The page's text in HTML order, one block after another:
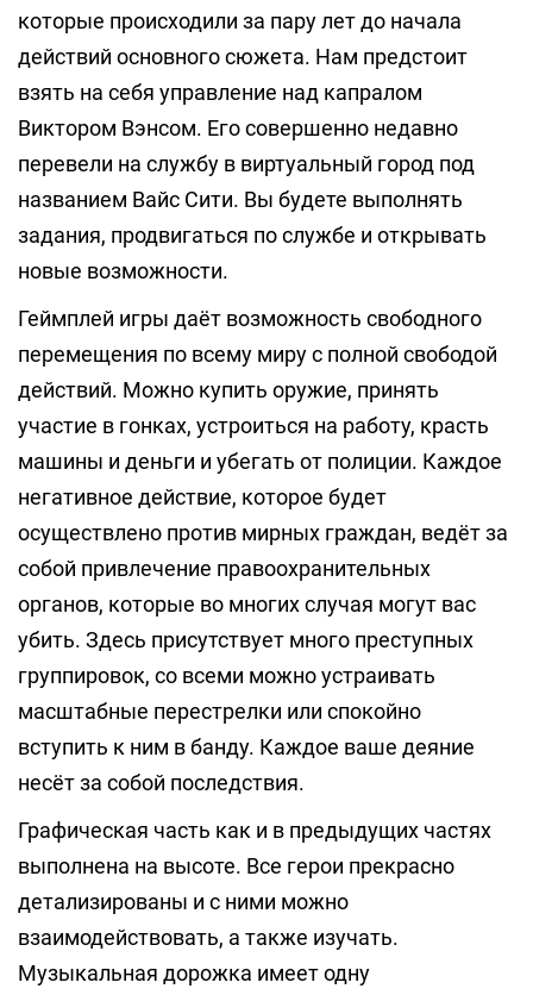
которые происходили за пару лет до начала
действий основного сюжета. Нам предстоит
взять на себя управление над капралом
Виктором Вэнсом. Его совершенно недавно
перевели на службу в виртуальный город под
названием Вайс Сити. Вы будете выполнять
задания, продвигаться по службе и открывать
новые возможности.
Геймплей игры даёт возможность свободного
перемещения по всему миру с полной свободой
действий. Можно купить оружие, принять
участие в гонках, устроиться на работу, красть
машины и деньги и убегать от полиции. Каждое
негативное действие, которое будет
осуществлено против мирных граждан, ведёт за
собой привлечение правоохранительных
органов, которые во многих случая могут вас
убить. Здесь присутствует много преступных
группировок, со всеми можно устраивать
масштабные перестрелки или спокойно
вступить к ним в банду. Каждое ваше деяние
несёт за собой последствия.
Графическая часть как и в предыдущих частях
выполнена на высоте. Все герои прекрасно
детализированы и с ними можно
взаимодействовать, а также изучать.
Музыкальная дорожка имеет одну